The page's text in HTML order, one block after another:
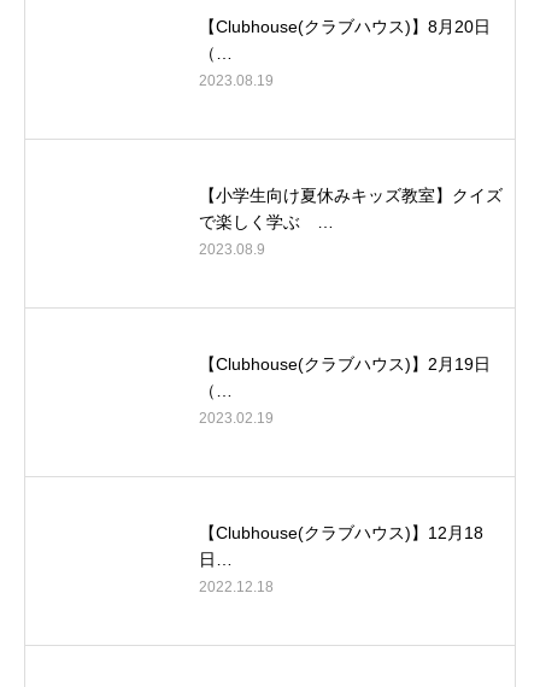
【Clubhouse(クラブハウス)】8月20日
（…
2023.08.19
【小学生向け夏休みキッズ教室】クイズ
で楽しく学ぶ …
2023.08.9
【Clubhouse(クラブハウス)】2月19日
（…
2023.02.19
【Clubhouse(クラブハウス)】12月18
日…
2022.12.18